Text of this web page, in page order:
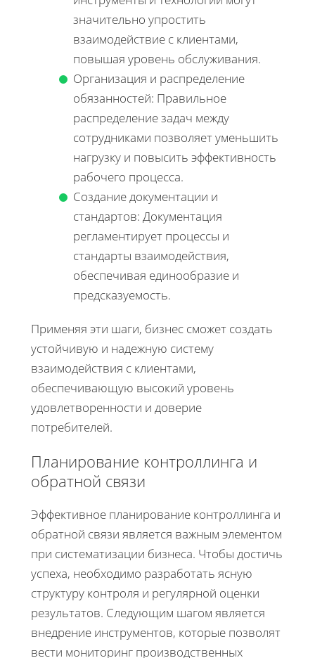
значительно упростить
взаимодействие с клиентами,
повышая уровень обслуживания.
Организация и распределение
обязанностей: Правильное
распределение задач между
сотрудниками позволяет уменьшить
нагрузку и повысить эффективность
рабочего процесса.
Создание документации и
стандартов: Документация
регламентирует процессы и
стандарты взаимодействия,
обеспечивая единообразие и
предсказуемость.
Применяя эти шаги, бизнес сможет создать
устойчивую и надежную систему
взаимодействия с клиентами,
обеспечивающую высокий уровень
удовлетворенности и доверие
потребителей.
Планирование контроллинга и
обратной связи
Эффективное планирование контроллинга и
обратной связи является важным элементом
при систематизации бизнеса. Чтобы достичь
успеха, необходимо разработать ясную
структуру контроля и регулярной оценки
результатов. Следующим шагом является
внедрение инструментов, которые позволят
вести мониторинг производственных